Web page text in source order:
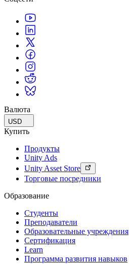
Валюта
USD
Купить
Продукты
Unity Ads
Unity Asset Store
Торговые посредники
Образование
Студенты
Преподаватели
Образовательные учреждения
Сертификация
Learn
Программа развития навыков